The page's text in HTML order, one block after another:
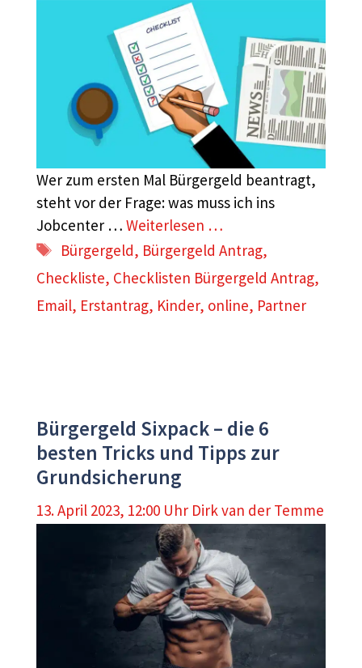
Wer zum ersten Mal Bürgergeld beantragt,
steht vor der Frage: was muss ich ins
Jobcenter … Weiterlesen …
Schlagwörter
Bürgergeld, Bürgergeld Antrag,
Checkliste, Checklisten Bürgergeld Antrag,
Email, Erstantrag, Kinder, online, Partner
Bürgergeld Sixpack – die 6
besten Tricks und Tipps zur
Grundsicherung
13. April 2023, 12:00 Uhr Dirk van der Temme